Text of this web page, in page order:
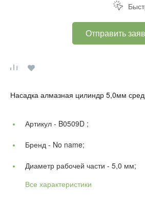
Отправить
Насадка алмазная цилиндр 5,0мм
Артикул - B0509D ;
Бренд - No name;
Диаметр рабочей части - 5,0 мм;
Все характеристики